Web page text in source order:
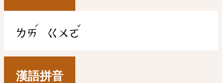
ㄌㄞ
ˊ
ㄍㄨㄛ
ˇ
漢語拼音